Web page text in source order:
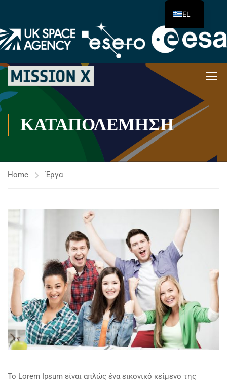
ΚΑΤΑΠΟΛΈΜΗΣΗ
Home Έργα
Το Lorem Ipsum είναι απλώς ένα εικονικό κείμενο της
EL